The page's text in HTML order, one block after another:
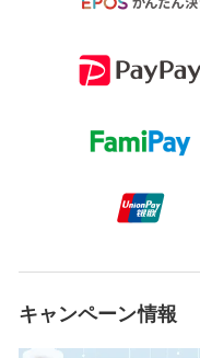
キャンペーン情報